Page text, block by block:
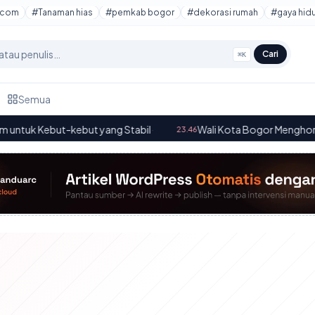
#Tanaman hias #pemkab bogor #dekorasi rumah #gaya
⌘K Cari
Semua
kebut yang Stabil· 23.46 Wali Kota Bogor Menghormati